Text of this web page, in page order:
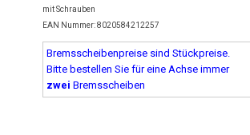
mit Schrauben
EAN Nummer: 8020584212257
Bremsscheibenpreise sind Stückpreise.
Bitte bestellen Sie für eine Achse immer
zwei Bremsscheiben